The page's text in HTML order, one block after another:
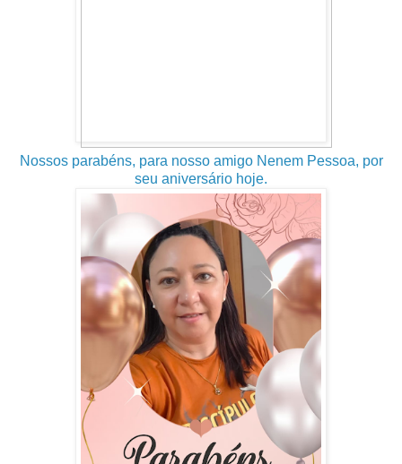
Nossos parabéns, para nosso amigo Nenem Pessoa, por
seu aniversário hoje.